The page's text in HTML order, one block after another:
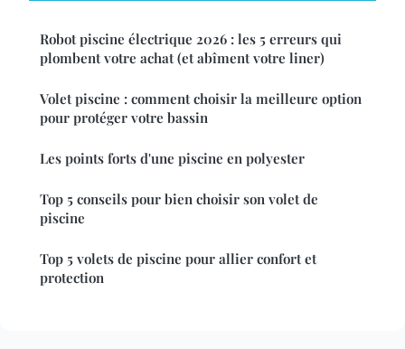
Robot piscine électrique 2026 : les 5 erreurs qui
plombent votre achat (et abîment votre liner)
Volet piscine : comment choisir la meilleure option
pour protéger votre bassin
Les points forts d'une piscine en polyester
Top 5 conseils pour bien choisir son volet de
piscine
Top 5 volets de piscine pour allier confort et
protection